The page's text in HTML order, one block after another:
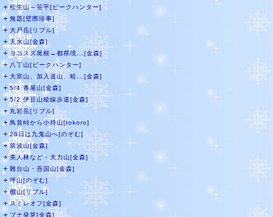
＋松生山～笹平[ピークハンター]
＋ 無題[壁際珍事]
＋ 大戸岳[リブル]
＋天水山[金森]
＋ヨコスズ尾根→都県境...[金森]
＋ 八丁山[ピークハンター]
＋ 大室山、加入道山、畦...[金森]
＋5/4 番屋山[金森]
＋5/2 伊豆山稜線歩道[金森]
＋ 丸岩岳[リブル]
＋ 鳥首峠から小持山[tokoro]
＋28日は九鬼山へ[のぞむ]
＋筑波山[金森]
＋美人林など・大力山[金森]
＋ 難台山・吾国山[金森]
＋坪山[のぞむ]
＋棚山[リブル]
＋スミレオフ[金森]
＋ ブナ発芽[金森]